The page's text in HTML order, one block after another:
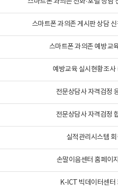
스마트폰 과의존 게시판 상담
스마트폰 과의존 예방교
예방교육 실시현황조사
전문상담사 자격검정
전문상담사 자격검정
실적관리시스템
손말이음센터 홈페이
K-ICT 빅데이터센터